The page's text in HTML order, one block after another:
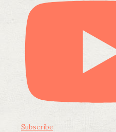
Subscribe